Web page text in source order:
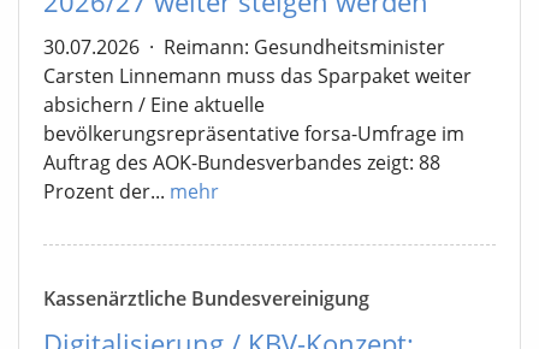
30.07.2026 · Reimann: Gesundheitsminister
Carsten Linnemann muss das Sparpaket weiter
absichern / Eine aktuelle
bevölkerungsrepräsentative forsa-Umfrage im
Auftrag des AOK-Bundesverbandes zeigt: 88
Prozent der... mehr
Kassenärztliche Bundesvereinigung